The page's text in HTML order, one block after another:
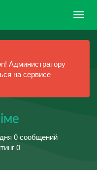
Администратору
на сервисе
0 сообщений
0